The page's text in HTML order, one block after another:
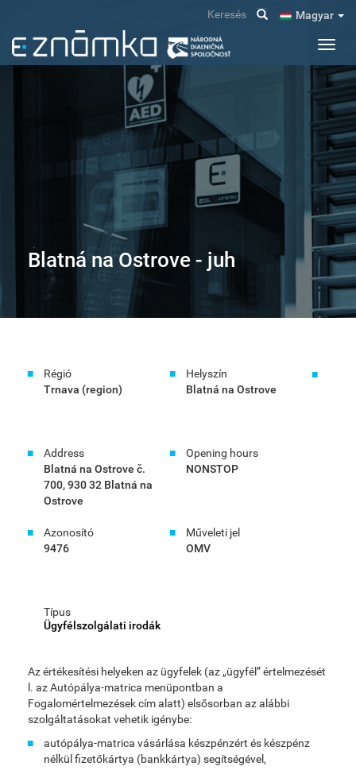
tartalomra
Magyar
Keresés
Blatná na Ostrove - juh
Régió
Trnava (region)
Helyszín
Blatná na Ostrove
Address
Blatná na Ostrove č.
700, 930 32 Blatná na
Ostrove
Opening hours
NONSTOP
Azonosító
9476
Műveleti jel
OMV
Típus
Ügyfélszolgálati irodák
Az értékesítési helyeken az ügyfelek (az „ügyfél” értelmezését
l. az Autópálya-matrica menüpontban a
Fogalomértelmezések cím alatt) elsősorban az alábbi
szolgáltatásokat vehetik igénybe:
autópálya-matrica vásárlása készpénzért és készpénz
nélkül fizetőkártya (bankkártya) segítségével,